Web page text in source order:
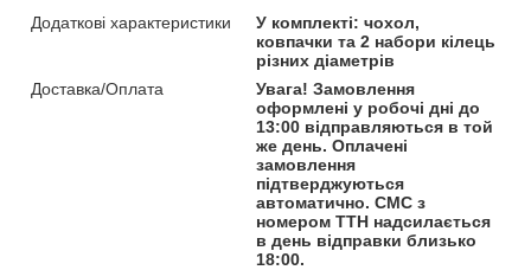
Додаткові характеристики
У комплекті: чохол,
ковпачки та 2 набори кілець
різних діаметрів
Доставка/Оплата
Увага! Замовлення
оформлені у робочі дні до
13:00 відправляються в той
же день. Оплачені
замовлення
підтверджуються
автоматично. СМС з
номером ТТН надсилається
в день відправки близько
18:00.